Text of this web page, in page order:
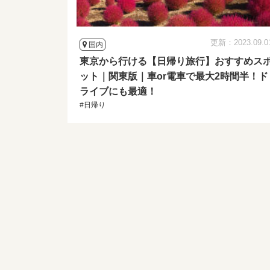
国内 更新：
東京から行ける【日帰り旅行】おすすめス
ット｜関東版｜車or電車で最大2時間半！ド
ライブにも最適！
#日帰り